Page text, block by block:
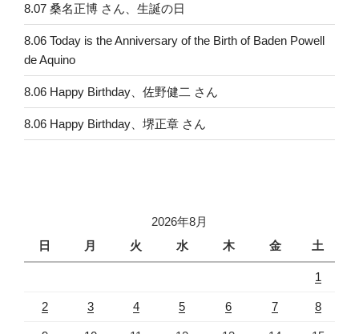
8.07 桑名正博 さん、生誕の日
8.06 Today is the Anniversary of the Birth of Baden Powell
de Aquino
8.06 Happy Birthday、佐野健二 さん
8.06 Happy Birthday、堺正章 さん
2026年8月
日
月 火 水 木 金 土
1
2 3 4 5 6 7 8